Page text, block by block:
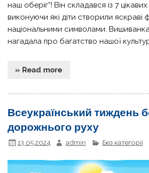
наш оберіг”! Він складався із 7
виконуючи які діти створили
національними символами.
нагадала про багатство нашої
» Read more
Всеукраїнський тиждень
дорожнього руху
13.05.2024 admin Без категорії